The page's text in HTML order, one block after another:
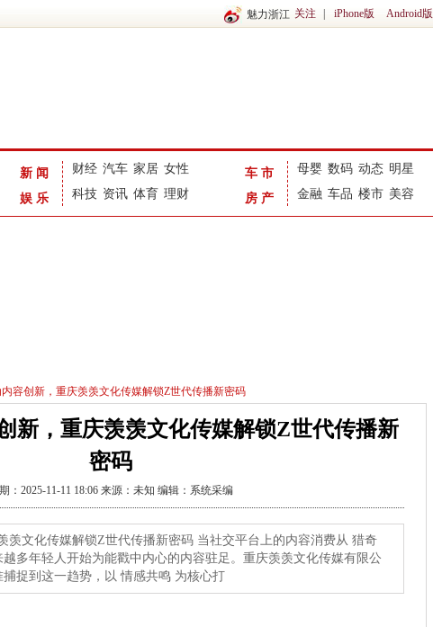
魅力浙江 关注 iPhone版 Android版
新闻
娱乐
财经 汽车 家居 女性
科技 资讯 体育 理财
车市
房产
母婴 数码 动态 明星
金融 车品 楼市 美容
容创新，重庆羡羡文化传媒解锁Z世代传播新密码
新，重庆羡羡文化传媒解锁Z世代传播新
密码
：2025-11-11 18:06 来源：未知 编辑：系统采编
羡文化传媒解锁Z世代传播新密码 当社交平台上的内容消费从 猎奇
多年轻人开始为能戳中内心的内容驻足。重庆羡羡文化传媒有限公
捉到这一趋势，以 情感共鸣 为核心打